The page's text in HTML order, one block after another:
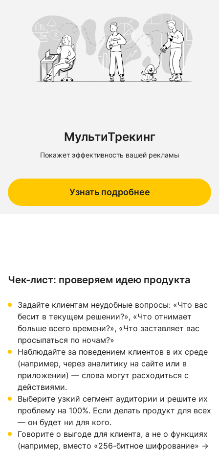
МультиТрекинг
Покажет эффективность вашей рекламы
Узнать подробнее
Чек-лист: проверяем идею продукта
Задайте клиентам неудобные вопросы: «Что вас
бесит в текущем решении?», «Что отнимает
больше всего времени?», «Что заставляет вас
просыпаться по ночам?»
Наблюдайте за поведением клиентов в их среде
(например, через аналитику на сайте или в
приложении) — слова могут расходиться с
действиями.
Выберите узкий сегмент аудитории и решите их
проблему на 100%. Если делать продукт для всех
— он будет ни для кого.
Говорите о выгоде для клиента, а не о функциях
(например, вместо «256-битное шифрование» →